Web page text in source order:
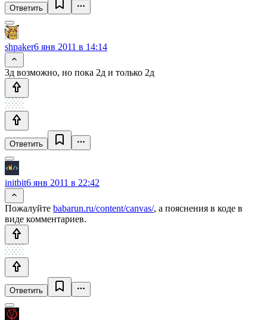
Ответить
shpaker6 янв 2011 в 14:14
3д возможно, но пока 2д и только 2д
Ответить
initbit6 янв 2011 в 22:42
Пожалуйте babarun.ru/content/canvas/, а пояснения в коде в
виде комментариев.
Ответить